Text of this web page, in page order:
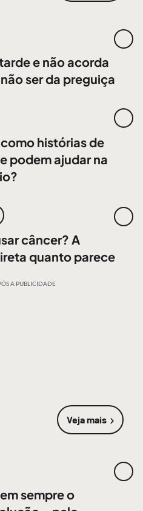
e não acorda
ser da preguiça
histórias de
podem ajudar na
câncer? A
quanto parece
A PUBLICIDADE
Veja mais
sobre
sempre o